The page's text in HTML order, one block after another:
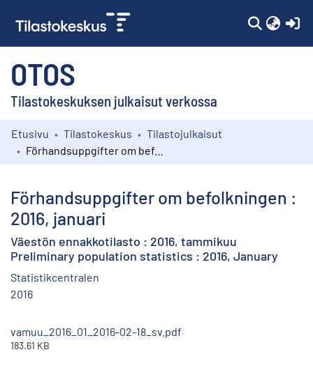
OTOS
Tilastokeskuksen julkaisut verkossa
Kokoelmat
Etusivu Tilastokeskus
Tilastojulkaisut
Förhandsuppgifter om befolkningen :
2016, januari
Väestön ennakkotilasto : 2016, tammikuu
Preliminary population statistics : 2016, January
Statistikcentralen
2016
vamuu_2016_01_2016-02-18_sv.pdf
183.61 KB